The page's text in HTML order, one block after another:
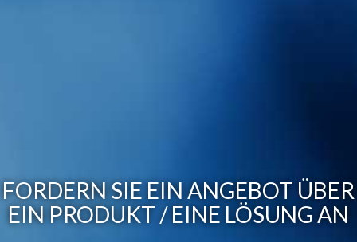
FORDERN SIE EIN ANGEBOT ÜBER
EIN PRODUKT / EINE LÖSUNG AN